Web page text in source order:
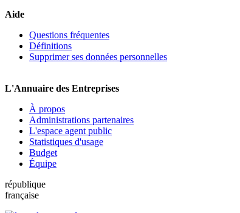
Aide
Questions fréquentes
Définitions
Supprimer ses données personnelles
L'Annuaire des Entreprises
À propos
Administrations partenaires
L'espace agent public
Statistiques d'usage
Budget
Équipe
république
française